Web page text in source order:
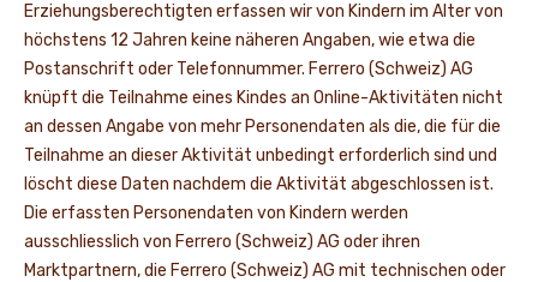
Erziehungsberechtigten erfassen wir von Kindern im Alter von
höchstens 12 Jahren keine näheren Angaben, wie etwa die
Postanschrift oder Telefonnummer. Ferrero (Schweiz) AG
knüpft die Teilnahme eines Kindes an Online-Aktivitäten nicht
an dessen Angabe von mehr Personendaten als die, die für die
Teilnahme an dieser Aktivität unbedingt erforderlich sind und
löscht diese Daten nachdem die Aktivität abgeschlossen ist.
Die erfassten Personendaten von Kindern werden
ausschliesslich von Ferrero (Schweiz) AG oder ihren
Marktpartnern, die Ferrero (Schweiz) AG mit technischen oder